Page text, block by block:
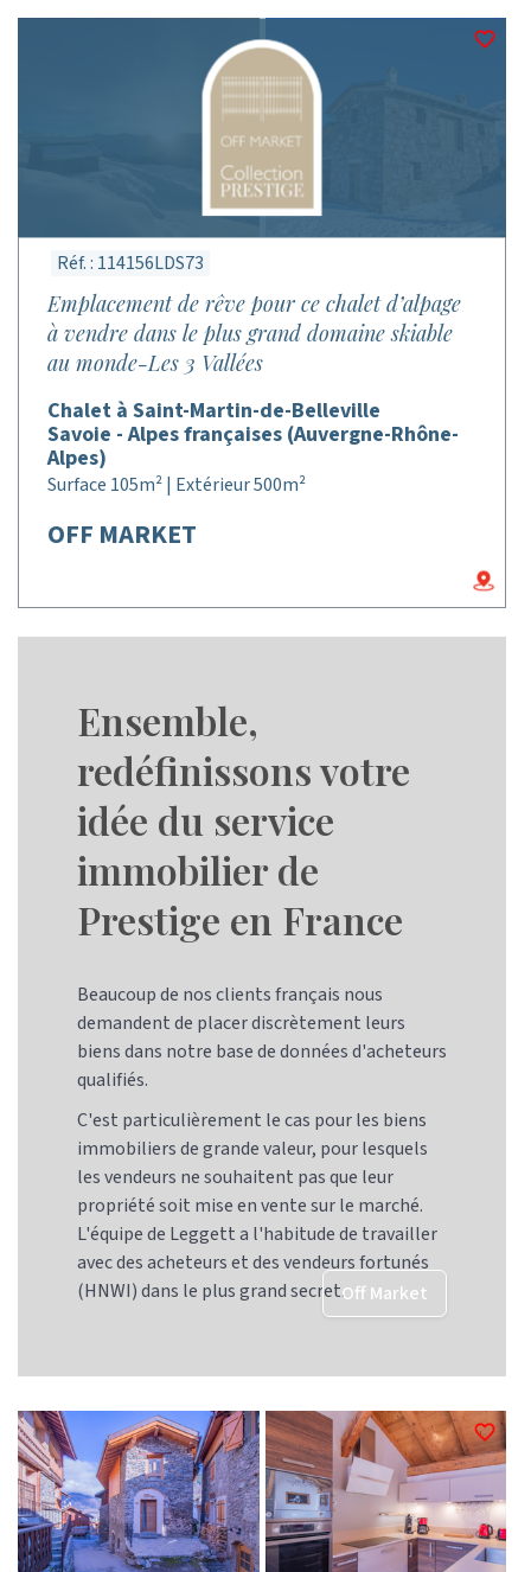
Réf. : 114156LDS73
Emplacement de rêve pour ce chalet d’alpage
à vendre dans le plus grand domaine skiable
au monde-Les 3 Vallées
Chalet à Saint-Martin-de-Belleville
Savoie - Alpes françaises (Auvergne-Rhône-
Alpes)
Surface 105m² | Extérieur 500m²
OFF MARKET
Ensemble,
redéfinissons votre
idée du service
immobilier de
Prestige en France
Beaucoup de nos clients français nous
demandent de placer discrètement leurs
biens dans notre base de données d'acheteurs
qualifiés.
C'est particulièrement le cas pour les biens
immobiliers de grande valeur, pour lesquels
les vendeurs ne souhaitent pas que leur
propriété soit mise en vente sur le marché.
L'équipe de Leggett a l'habitude de travailler
avec des acheteurs et des vendeurs fortunés
(HNWI) dans le plus grand secret.Off Market